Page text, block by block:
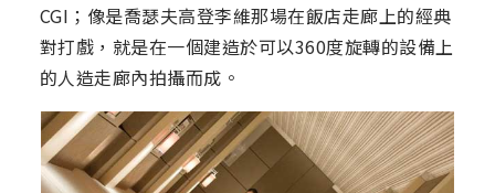
CGI；像是喬瑟夫高登李維那場在飯店走廊上的經典
對打戲，就是在一個建造於可以360度旋轉的設備上
的人造走廊內拍攝而成。